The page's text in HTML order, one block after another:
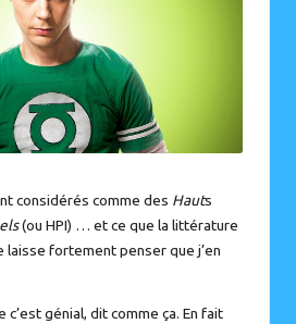
considérés comme des Hauts
(ou HPI) … et ce que la littérature
fortement penser que j’en
génial, dit comme ça. En fait